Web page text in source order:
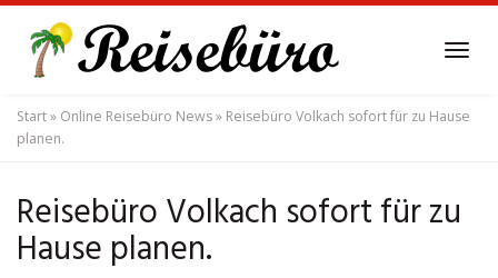
main
content
Start» Online Reisebüro News» Reisebüro Volkach sofort für zu Hause
planen.
Reisebüro Volkach sofort für zu
Hause planen.